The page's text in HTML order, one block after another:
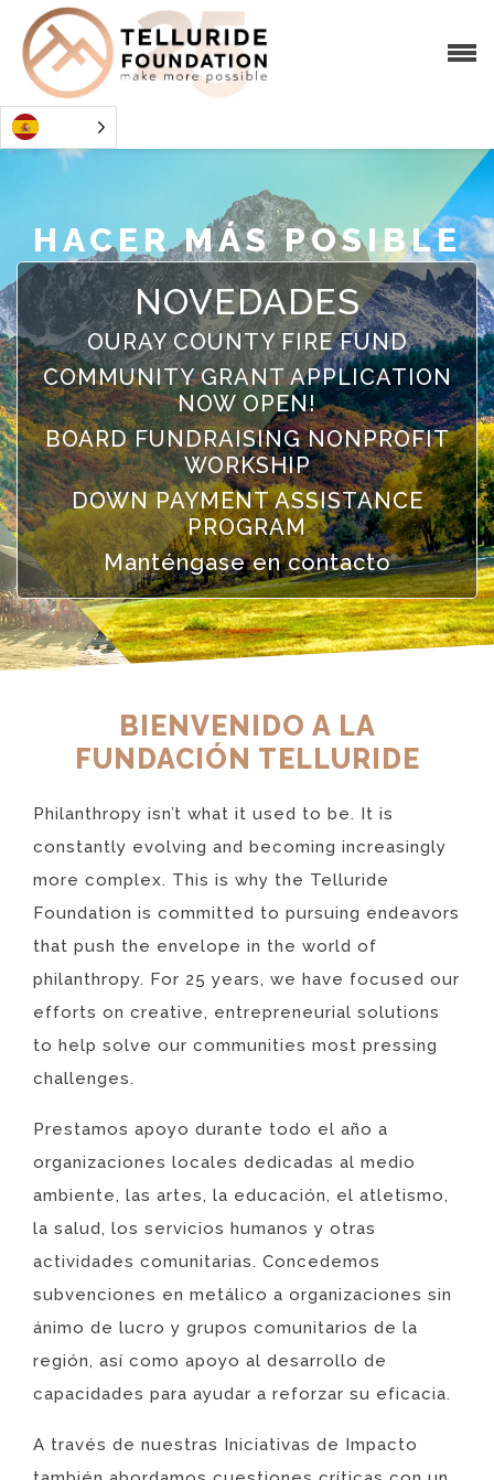
HACER MÁS POSIBLE
NOVEDADES
OURAY COUNTY FIRE FUND
COMMUNITY GRANT APPLICATION
NOW OPEN!
BOARD FUNDRAISING NONPROFIT
WORKSHIP
DOWN PAYMENT ASSISTANCE
PROGRAM
Manténgase en contacto
BIENVENIDO A LA
FUNDACIÓN TELLURIDE
Philanthropy isn’t what it used to be. It is
constantly evolving and becoming increasingly
more complex. This is why the Telluride
Foundation is committed to pursuing endeavors
that push the envelope in the world of
philanthropy. For 25 years, we have focused our
efforts on creative, entrepreneurial solutions
to help solve our communities most pressing
challenges.
Prestamos apoyo durante todo el año a
organizaciones locales dedicadas al medio
ambiente, las artes, la educación, el atletismo,
la salud, los servicios humanos y otras
actividades comunitarias. Concedemos
subvenciones en metálico a organizaciones sin
ánimo de lucro y grupos comunitarios de la
región, así como apoyo al desarrollo de
capacidades para ayudar a reforzar su eficacia.
A través de nuestras Iniciativas de Impacto